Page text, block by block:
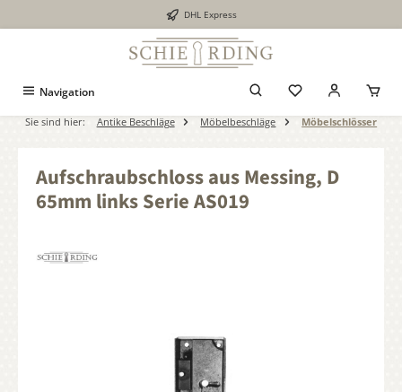
DHL Express
Navigation
Sie sind hier: Antike Beschläge Möbelbeschläge Möbelschlösser
Aufschraubschloss aus Messing, D
65mm links Serie AS019